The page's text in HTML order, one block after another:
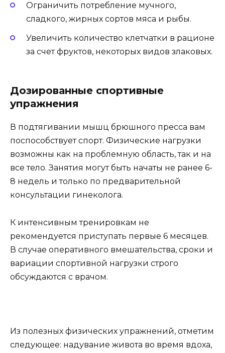
Ограничить потребление мучного,
сладкого, жирных сортов мяса и рыбы.
Увеличить количество клетчатки в рационе
за счет фруктов, некоторых видов злаковых.
Дозированные спортивные
упражнения
В подтягивании мышц брюшного пресса вам
поспособствует спорт. Физические нагрузки
возможны как на проблемную область, так и на
все тело. Занятия могут быть начаты не ранее 6-
8 недель и только по предварительной
консультации гинеколога.
К интенсивным тренировкам не
рекомендуется приступать первые 6 месяцев.
В случае оперативного вмешательства, сроки и
вариации спортивной нагрузки строго
обсуждаются с врачом.
Из полезных физических упражнений, отметим
следующее: надувание живота во время вдоха,